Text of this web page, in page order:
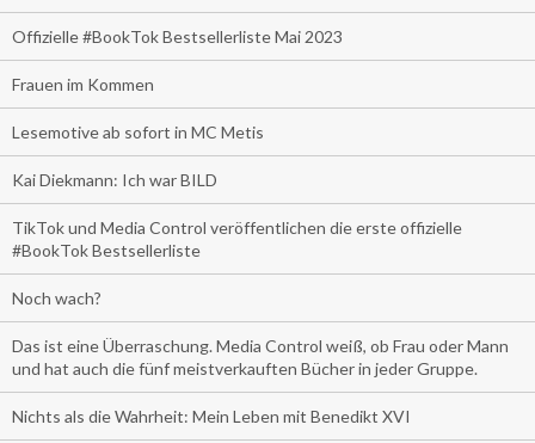
Offizielle #BookTok Bestsellerliste Mai 2023
Frauen im Kommen
Lesemotive ab sofort in MC Metis
Kai Diekmann: Ich war BILD
TikTok und Media Control veröffentlichen die erste offizielle
#BookTok Bestsellerliste
Noch wach?
Das ist eine Überraschung. Media Control weiß, ob Frau oder Mann
und hat auch die fünf meistverkauften Bücher in jeder Gruppe.
Nichts als die Wahrheit: Mein Leben mit Benedikt XVI